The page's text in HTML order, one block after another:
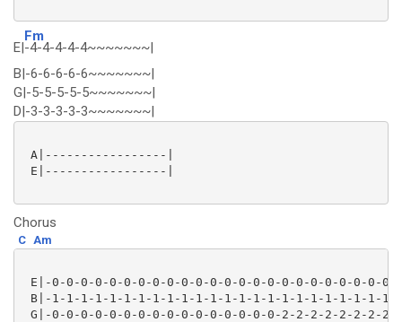
E|
Fm
-4-4-4-4-4~~~~~~~|
B|-6-6-6-6-6~~~~~~~|
G|-5-5-5-5-5~~~~~~~|
D|-3-3-3-3-3~~~~~~~|
A|-----------------|
E|-----------------|
Chorus
C Am
E|-0-0-0-0-0-0-0-0-0-0-0-0-0-0-0-0-0-0-0-0-0-0-0-
B|-1-1-1-1-1-1-1-1-1-1-1-1-1-1-1-1-1-1-1-1-1-1-1-
G|-0-0-0-0-0-0-0-0-0-0-0-0-0-0-0-0-2-2-2-2-2-2-2-